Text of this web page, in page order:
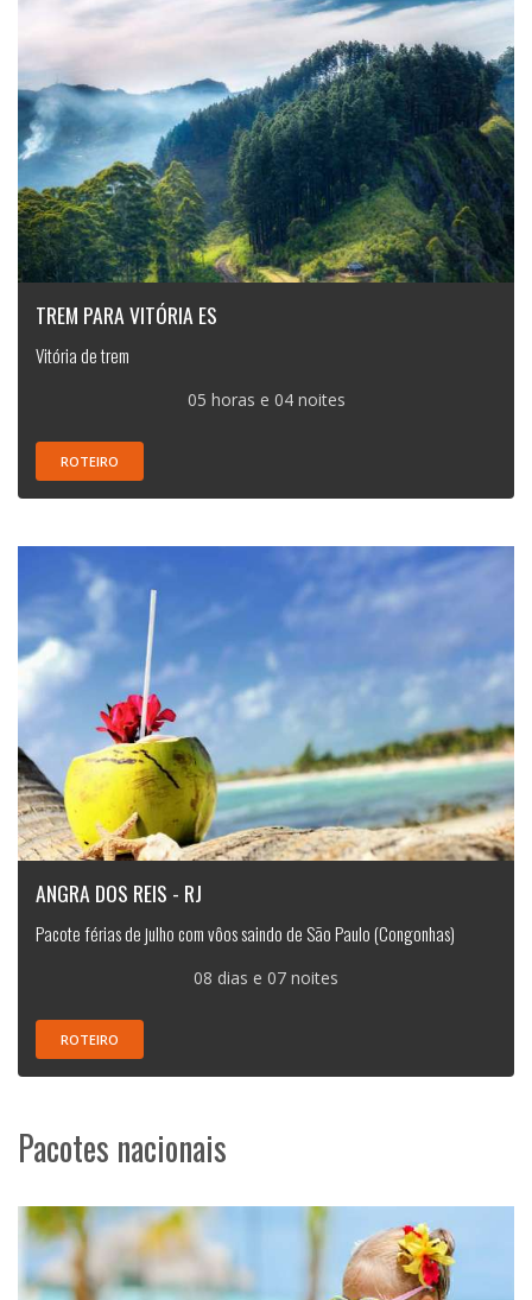
TREM PARA VITÓRIA ES
Vitória de trem
05 horas e 04 noites
ROTEIRO
ANGRA DOS REIS - RJ
Pacote férias de julho com vôos saindo de São Paulo (Congonhas)
08 dias e 07 noites
ROTEIRO
Pacotes nacionais